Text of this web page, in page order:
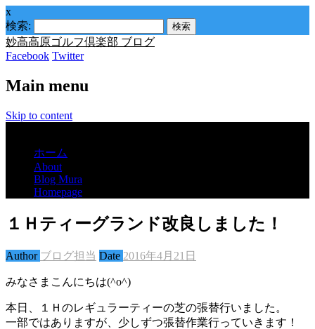
x
検索:
妙高高原ゴルフ倶楽部 ブログ
Facebook Twitter
Main menu
Skip to content
ホーム
About
Blog Mura
Homepage
１Ｈティーグランド改良しました！
Author ブログ担当 Date 2016年4月21日
みなさまこんにちは(^o^)
本日、１Ｈのレギュラーティーの芝の張替行いました。
一部ではありますが、少しずつ張替作業行っていきます！